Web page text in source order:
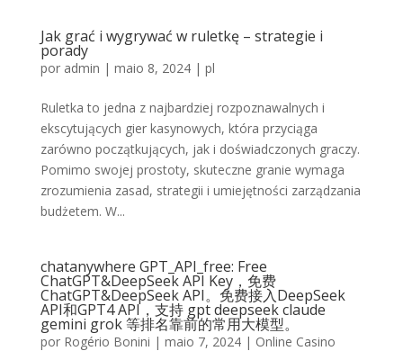
Jak grać i wygrywać w ruletkę – strategie i
porady
por admin | maio 8, 2024| pl
Ruletka to jedna z najbardziej rozpoznawalnych i
ekscytujących gier kasynowych, która przyciąga
zarówno początkujących, jak i doświadczonych graczy.
Pomimo swojej prostoty, skuteczne granie wymaga
zrozumienia zasad, strategii i umiejętności zarządzania
budżetem. W...
chatanywhere GPT_API_free: Free
ChatGPT&DeepSeek API Key，免费
ChatGPT&DeepSeek API。免费接入DeepSeek
API和GPT4 API，支持 gpt deepseek claude
gemini grok 等排名靠前的常用大模型。
por Rogério Bonini | maio 7, 2024| Online Casino